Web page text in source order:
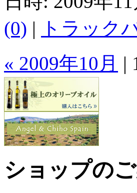
(0) |
トラック
« 2009年10月 |
ショップの